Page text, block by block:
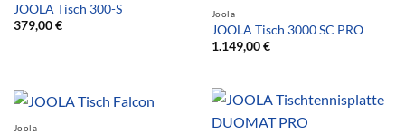
JOOLA Tisch 300-S
379,00€
Joola
JOOLA Tisch 3000 SC PRO
1.149,00€
Joola